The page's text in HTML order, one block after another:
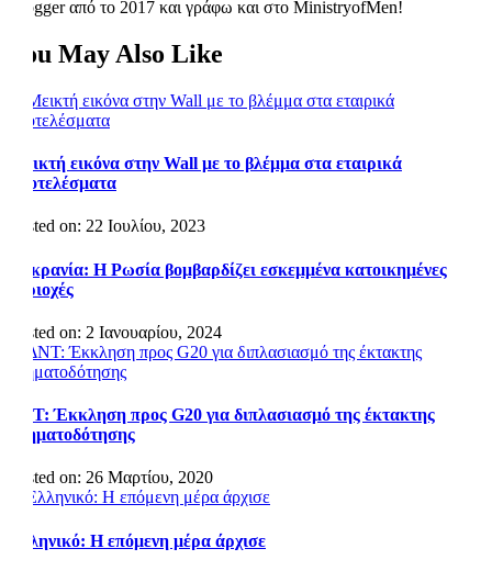
Blogger από το 2017 και γράφω και στο MinistryofMen!
You May Also Like
Μεικτή εικόνα στην Wall με το βλέμμα στα εταιρικά
αποτελέσματα
Posted on: 22 Ιουλίου, 2023
Ουκρανία: Η Ρωσία βομβαρδίζει εσκεμμένα κατοικημένες
περιοχές
Posted on: 2 Ιανουαρίου, 2024
ΔΝΤ: Έκκληση προς G20 για διπλασιασμό της έκτακτης
χρηματοδότησης
Posted on: 26 Μαρτίου, 2020
Ελληνικό: Η επόμενη μέρα άρχισε